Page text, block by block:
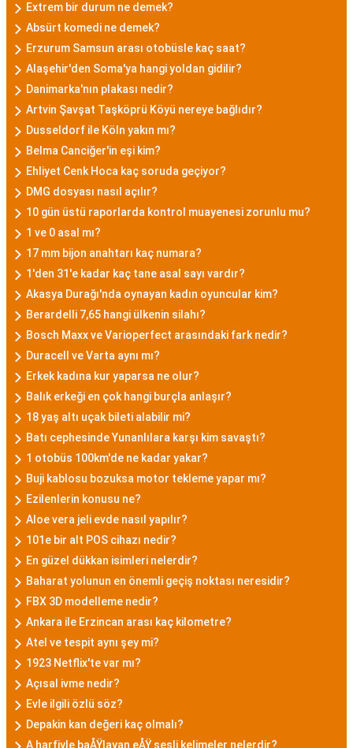
Extrem bir durum ne demek?
Absürt komedi ne demek?
Erzurum Samsun arası otobüsle kaç saat?
Alaşehir'den Soma'ya hangi yoldan gidilir?
Danimarka'nın plakası nedir?
Artvin Şavşat Taşköprü Köyü nereye bağlıdır?
Dusseldorf ile Köln yakın mı?
Belma Canciğer'in eşi kim?
Ehliyet Cenk Hoca kaç soruda geçiyor?
DMG dosyası nasıl açılır?
10 gün üstü raporlarda kontrol muayenesi zorunlu mu?
1 ve 0 asal mı?
17 mm bijon anahtarı kaç numara?
1'den 31'e kadar kaç tane asal sayı vardır?
Akasya Durağı'nda oynayan kadın oyuncular kim?
Berardelli 7,65 hangi ülkenin silahı?
Bosch Maxx ve Varioperfect arasındaki fark nedir?
Duracell ve Varta aynı mı?
Erkek kadına kur yaparsa ne olur?
Balık erkeği en çok hangi burçla anlaşır?
18 yaş altı uçak bileti alabilir mi?
Batı cephesinde Yunanlılara karşı kim savaştı?
1 otobüs 100km'de ne kadar yakar?
Buji kablosu bozuksa motor tekleme yapar mı?
Ezilenlerin konusu ne?
Aloe vera jeli evde nasıl yapılır?
101e bir alt POS cihazı nedir?
En güzel dükkan isimleri nelerdir?
Baharat yolunun en önemli geçiş noktası neresidir?
FBX 3D modelleme nedir?
Ankara ile Erzincan arası kaç kilometre?
Atel ve tespit aynı şey mi?
1923 Netflix'te var mı?
Açısal ivme nedir?
Evle ilgili özlü söz?
Depakin kan değeri kaç olmalı?
A harfiyle baÅŸlayan eÅŸ sesli kelimeler nelerdir?